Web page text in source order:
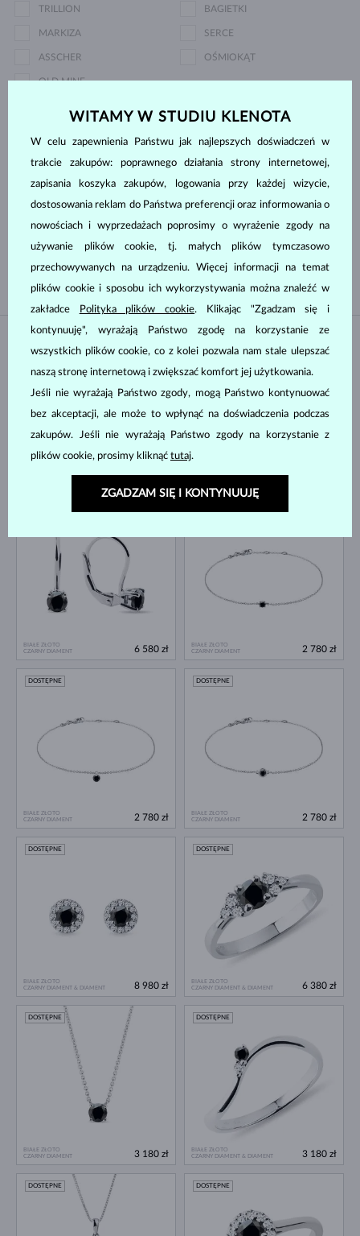
TRILLION BAGIETKI
MARKIZA SERCE
ASSCHER OŚMIOKĄT
OLD MINE
Rodzaj perły
POŁUDNIOWY PACYFIK,
TAHITAŃSKI
AKOYA
POŁUDNIOWY PACYFIK POŁUDNIOWY PACYFIK,
SŁODKOWODNYCH
BIAŁE ZŁOTO
BIAŁE ZŁOTO
CZARNY DIAMENT
6 580 zł
BIAŁE ZŁOTO
CZARNY DIAMENT
DOSTĘPNE
2 780 zł
BIAŁE ZŁOTO
CZARNY DIAMENT
DOSTĘPNE
2 780 zł
BIAŁE ZŁOTO
CZARNY DIAMENT
DOSTĘPNE
2 780 zł
BIAŁE ZŁOTO
CZARNY DIAMENT & DIAMENT
DOSTĘPNE
8 980 zł
BIAŁE ZŁOTO
CZARNY DIAMENT & DIAMENT
DOSTĘPNE
6 380 zł
BIAŁE ZŁOTO
CZARNY DIAMENT
DOSTĘPNE
3 180 zł
BIAŁE ZŁOTO
CZARNY DIAMENT & DIAMENT
DOSTĘPNE
3 180 zł
DOSTĘPNE DOSTĘPNE
WITAMY W STUDIU KLENOTA
W celu zapewnienia Państwu jak najlepszych doświadczeń w
trakcie zakupów: poprawnego działania strony internetowej,
zapisania koszyka zakupów, logowania przy każdej wizycie,
dostosowania reklam do Państwa preferencji oraz informowania o
nowościach i wyprzedażach poprosimy o wyrażenie zgody na
używanie plików cookie, tj. małych plików tymczasowo
przechowywanych na urządzeniu. Więcej informacji na temat
plików cookie i sposobu ich wykorzystywania można znaleźć w
zakładce
Polityka plików cookie. Klikając "Zgadzam się i
kontynuuję", wyrażają Państwo zgodę na korzystanie ze
wszystkich plików cookie, co z kolei pozwala nam stale ulepszać
naszą stronę internetową i zwiększać komfort jej użytkowania.
Jeśli nie wyrażają Państwo zgody, mogą Państwo kontynuować
bez akceptacji, ale może to wpłynąć na doświadczenia podczas
zakupów. Jeśli nie wyrażają Państwo zgody na korzystanie z
plików cookie, prosimy kliknąć tutaj.
ZGADZAM SIĘ I KONTYNUUJĘ